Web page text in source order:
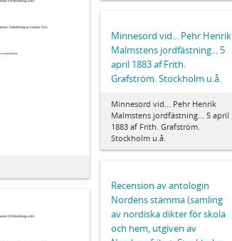
Minnesord vid... Pehr Henrik
Malmstens jordfästning... 5
april 1883 af Frith.
Grafström. Stockholm u.å.
Minnesord vid... Pehr Henrik
Malmstens jordfästning... 5 april
1883 af Frith. Grafström.
Stockholm u.å.
Recension av antologin
Nordens stämma (samling
av nordiska dikter för skola
och hem, utgiven av